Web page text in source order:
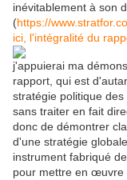
inévitablement à son
(https://
ici, l'intégralité du
j'appuierai ma
rapport, qui est
stratégie politique
sans traiter en fait
donc de démontrer
d'une stratégie
instrument fabriqué
pour mettre en œuvre